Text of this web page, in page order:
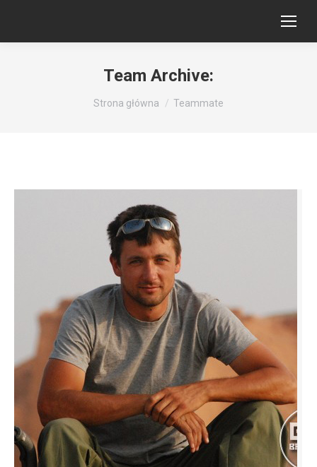
Team Archive:
Jesteś tutaj:
Strona główna Teammate